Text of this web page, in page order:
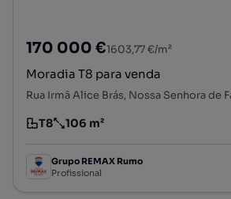
170 000 €1603,77 €/m²
Moradia T8 para venda
Tipologia
T8
Preço por metro quadrado
106 m²
Grupo REMAX Rumo
Profissional